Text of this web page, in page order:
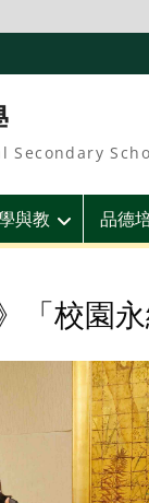
Secondary
與教 品德
「校園